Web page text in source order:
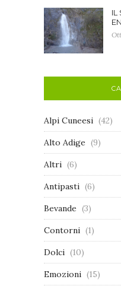
IL
Alpi Cuneesi (42)
Alto Adige (9)
Altri (6)
Antipasti (6)
Bevande (3)
Contorni (1)
Dolci (10)
Emozioni (15)